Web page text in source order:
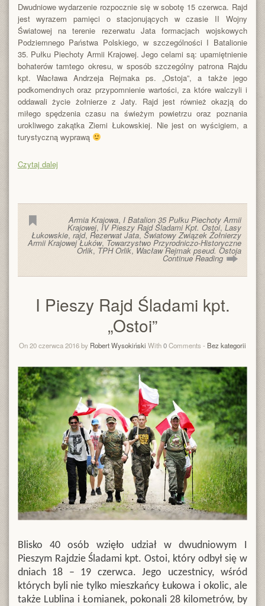
Dwudniowe wydarzenie rozpocznie się w sobotę 15 czerwca. Rajd
jest wyrazem pamięci o stacjonujących w czasie II Wojny
Światowej na terenie rezerwatu Jata formacjach wojskowych
Podziemnego Państwa Polskiego, w szczególności I Batalionie
35. Pułku Piechoty Armii Krajowej. Jego celami są: upamiętnienie
bohaterów tamtego okresu, w sposób szczególny patrona Rajdu
kpt. Wacława Andrzeja Rejmaka ps. „Ostoja”, a także jego
podkomendnych oraz przypomnienie wartości, za które walczyli i
oddawali życie żołnierze z Jaty. Rajd jest również okazją do
miłego spędzenia czasu na świeżym powietrzu oraz poznania
urokliwego zakątka Ziemi Łukowskiej. Nie jest on wyścigiem, a
turystyczną wyprawą
Czytaj dalej
Armia Krajowa,I Batalion 35 Pułku Piechoty Armii
Krajowej,IV Pieszy Rajd Śladami Kpt. Ostoi,Lasy
Łukowskie,rajd,Rezerwat Jata,Światowy Związek Żołnierzy
Armii Krajowej Łuków, Towarzystwo Przyrodniczo-Historyczne
Orlik, TPH Orlik, Wacław Rejmak pseud. Ostoja
Continue Reading
I Pieszy Rajd Śladami kpt.
„Ostoi”
On 20 czerwca 2016 by Robert Wysokiński With0Comments - Bez kategorii
Blisko 40 osób wzięło udział w dwudniowym I
Pieszym Rajdzie Śladami kpt. Ostoi, który odbył się w
dniach 18 – 19 czerwca. Jego uczestnicy, wśród
których byli nie tylko mieszkańcy Łukowa i okolic, ale
także Lublina i Łomianek, pokonali 28 kilometrów, by